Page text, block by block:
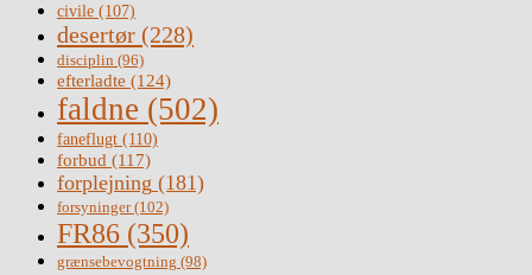
civile (107)
desertør (228)
disciplin (96)
efterladte (124)
faldne (502)
faneflugt (110)
forbud (117)
forplejning (181)
forsyninger(102)
FR86 (350)
grænsebevogtning (98)